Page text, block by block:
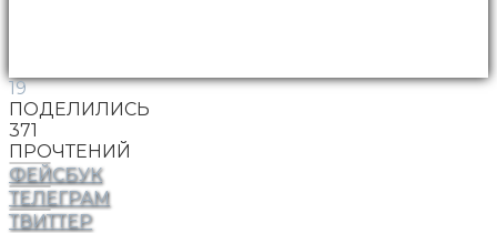
19
ПОДЕЛИЛИСЬ
371
ПРОЧТЕНИЙ
ФЕЙСБУК
ТЕЛЕГРАМ
ТВИТТЕР